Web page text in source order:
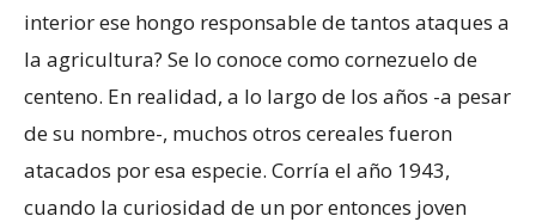
interior ese hongo responsable de tantos ataques a
la agricultura? Se lo conoce como cornezuelo de
centeno. En realidad, a lo largo de los años -a pesar
de su nombre-, muchos otros cereales fueron
atacados por esa especie. Corría el año 1943,
cuando la curiosidad de un por entonces joven